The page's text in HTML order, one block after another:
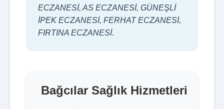
ECZANESİ, AS ECZANESİ, GÜNEŞLİ
İPEK ECZANESİ, FERHAT ECZANESİ,
FIRTINA ECZANESİ.
Bağcılar Sağlık Hizmetleri